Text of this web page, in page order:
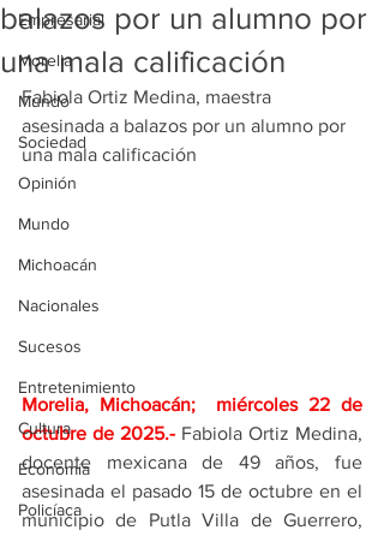
Empresarial
Morelia
Mundo
Sociedad
Opinión
Mundo
Michoacán
Nacionales
Sucesos
Entretenimiento
Cultura
Economía
Policíaca
balazos por un alumno por
una mala calificación
Fabiola Ortiz Medina, maestra
asesinada a balazos por un alumno por
una mala calificación
Morelia, Michoacán;  miércoles 22 de
octubre de 2025.- Fabiola Ortiz Medina,
docente mexicana de 49 años, fue
asesinada el pasado 15 de octubre en el
municipio de Putla Villa de Guerrero,